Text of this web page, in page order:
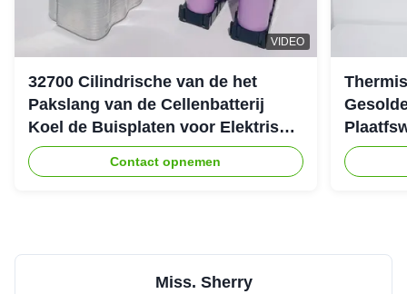
VIDEO
32700 Cilindrische van de het
Pakslang van de Cellenbatterij
Koel de Buisplaten voor Elektrisch
het Rennen Voertuig
Contact opnemen
Miss. Sherry